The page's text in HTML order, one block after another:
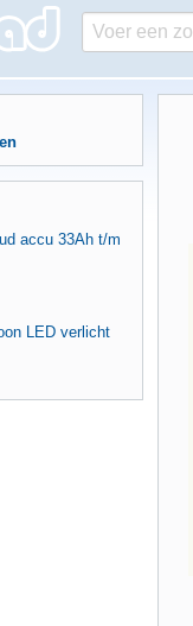
accu 33Ah t/m
LED verlicht